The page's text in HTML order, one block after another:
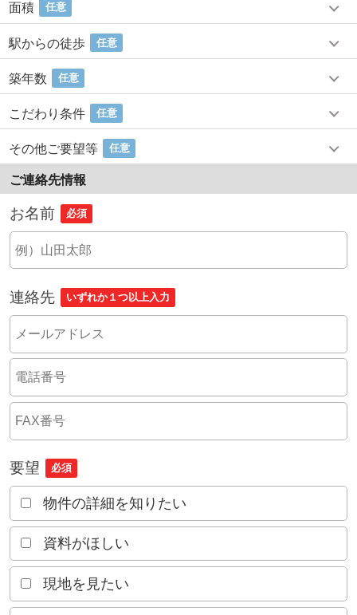
面積 任意
駅からの徒歩 任意
築年数 任意
こだわり条件 任意
その他ご要望等 任意
ご連絡先情報
お名前 必須
連絡先 いずれか１つ以上入力
要望 必須
物件の詳細を知りたい
資料がほしい
現地を見たい